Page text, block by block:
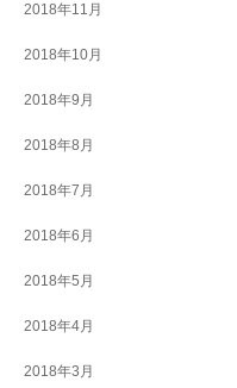
2018年11月
2018年10月
2018年9月
2018年8月
2018年7月
2018年6月
2018年5月
2018年4月
2018年3月